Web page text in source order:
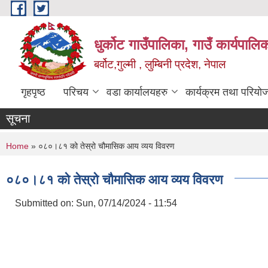
Skip to main content
धुर्कोट गाउँपालिका, गाउँ
बर्वोट,गुल्मी , लुम्बिनी प्रदेश, नेपाल
गृहपृष्ठ परिचय वडा कार्यालयहरु कार्यक्रम तथा
सूचना
You are here
Home » ०८०।८१ को तेस्रो चौमासिक आय व्यय विवरण
०८०।८१ को तेस्रो चौमासिक आय व्यय विवरण
Submitted on: Sun, 07/14/2024 - 11:54